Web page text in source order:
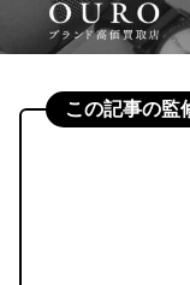
この記事の監